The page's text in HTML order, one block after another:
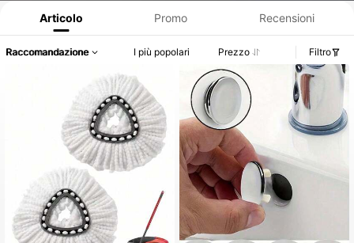
Articolo Promo Recensioni
Raccomandazione I più popolari Prezzo Filtro